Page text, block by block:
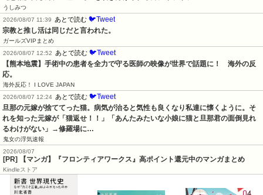
うしみつ
2026/08/07 11:39
あとで読む 🐦Tweet
宗教と推し活は同じだと言われた。
ガールズVIPまとめ
2026/08/07 12:52
あとで読む 🐦Tweet
【熊本地震】手術中の患者を全力で守る医師の映像が世界で話題に！　海外の反
応。
海外反応！ I LOVE JAPAN
2026/08/07 12:24 あとで読む 🐦Tweet
旦那の元嫁が捨ててった猫。病気が治ると気性も良くなり私達に懐くように。そ
れを知った元嫁が「猫返せ！！」「あんたみたいな小娘に猫と旦那君の面倒見れ
るわけがない」→修羅場に…
鬼女の浮気速報
2026/08/07
[PR] 【マンガ】『フロンティアワークス』高ポイント還元中のマンガまとめ
Kindleストア